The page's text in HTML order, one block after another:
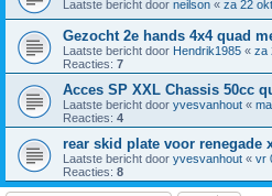
Laatste bericht door neilson « za 22
Gezocht 2e hands 4x4 quad
Laatste bericht door Hendrik1985 « za
Reacties: 7
Acces SP XXL Chassis 50cc
Laatste bericht door yvesvanhout «
Reacties: 4
rear skid plate voor renegade
Laatste bericht door yvesvanhout « vr
Reacties: 8